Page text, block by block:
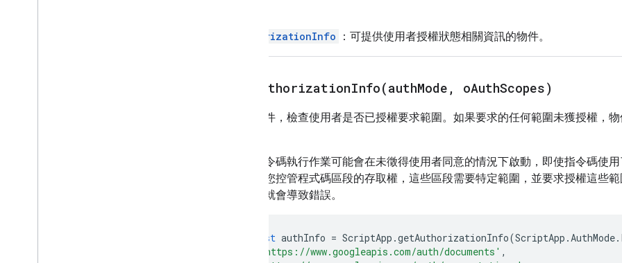
AuthorizationInfo ：可提供使用者授權狀態相關資訊的物件。
getAuthorizationInfo(authMode , oAuthScopes)
取得物件，檢查使用者是否已授權要求範圍。如果要求的任何範圍未獲授權，
部分指令碼執行作業可能會在未徵得使用者同意的情況下啟動，即使指令碼使
訊可讓您控管程式碼區段的存取權，這些區段需要特定範圍，並要求授權這些
，就會導致錯誤。
const authInfo = ScriptApp .getAuthorizationInfo(ScriptApp .AuthMode.
'https://www.googleapis.com/auth/documents' ,